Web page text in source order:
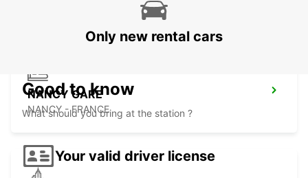
LA CHAPELLE SAINT LUC - FRANCE
NANCY GARE
NANCY - FRANCE
Only new rental cars
Good to know
What should you bring at the station ?
Your valid driver license